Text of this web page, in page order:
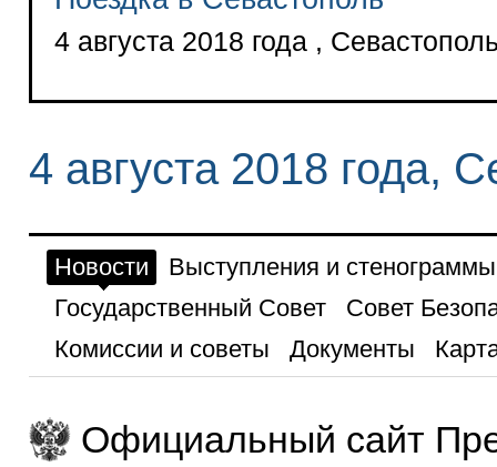
4 августа 2018 года ,
4 августа 2018 года,
Новости
Выступления и стенограммы
Государственный Совет
Совет
Комиссии и советы
Документы
Официальный сайт